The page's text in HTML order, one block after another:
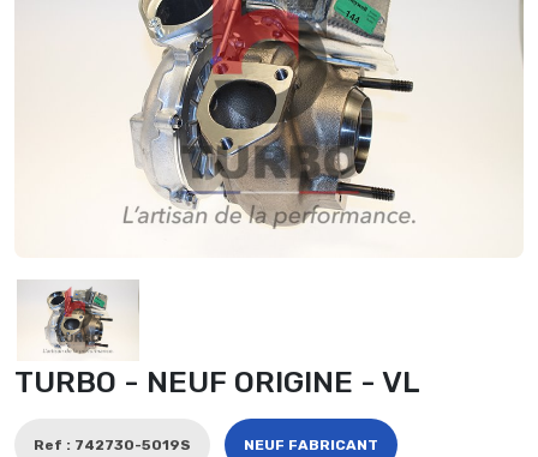
TURBO - NEUF ORIGINE - VL
Ref : 742730-5019S NEUF FABRICANT